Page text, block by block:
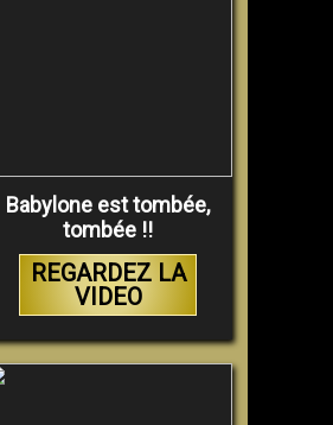
Babylone est tombée,
tombée !!
REGARDEZ LA
VIDEO